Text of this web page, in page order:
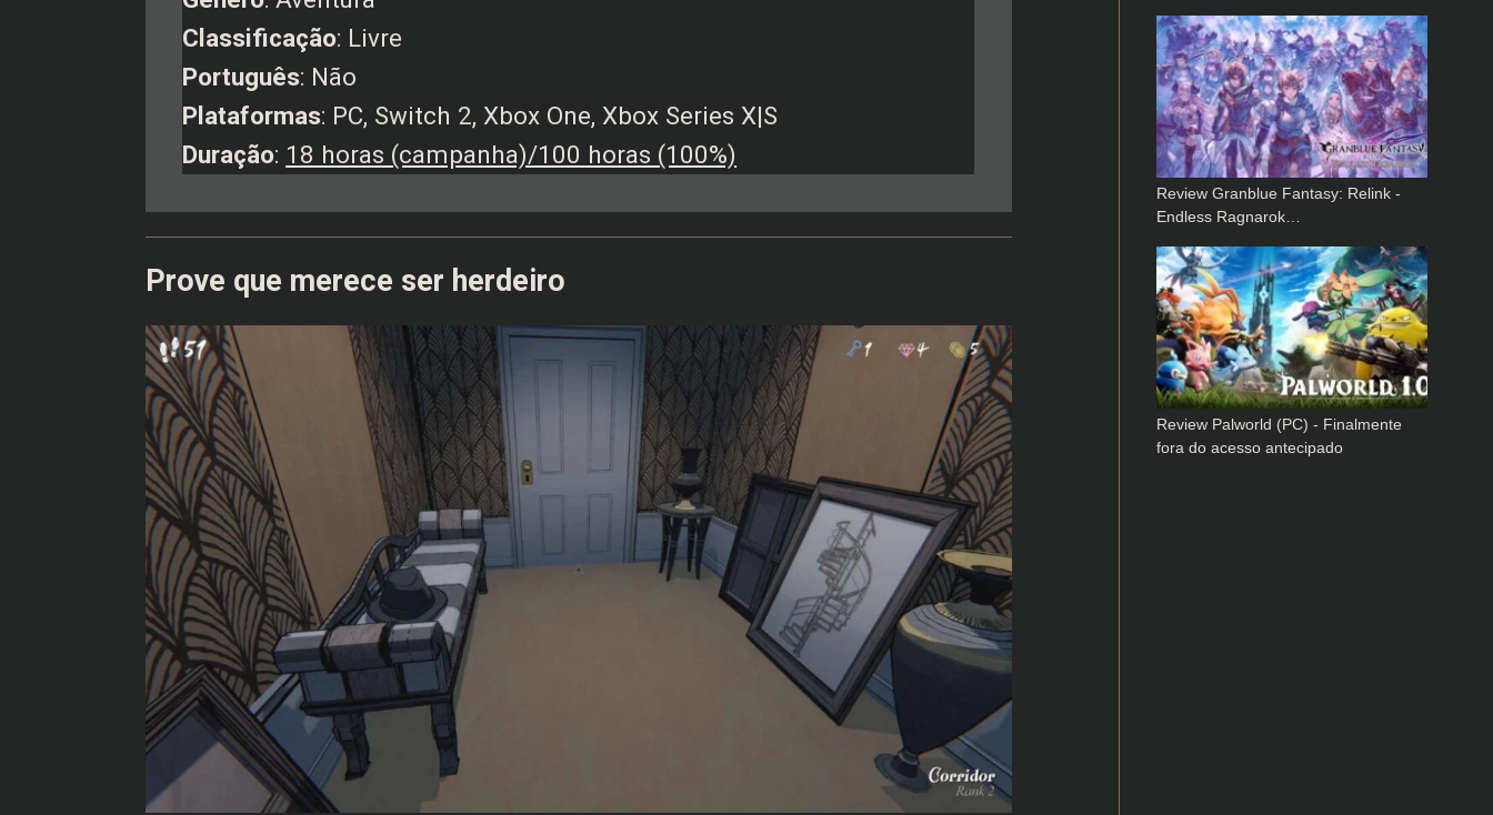
Classificação: Livre
Português: Não
Plataformas: PC, Switch 2, Xbox One, Xbox Series X|S
Duração: 18 horas (campanha)/100 horas (100%)
Prove que merece ser herdeiro
Review Granblue Fantasy: Relink -
Endless Ragnarok…
Review Palworld (PC) - Finalmente
fora do acesso antecipado